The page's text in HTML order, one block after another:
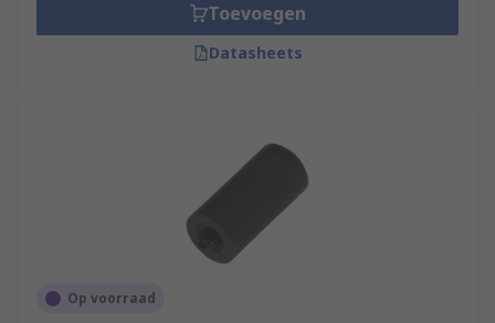
Toevoegen
Datasheets
Op voorraad